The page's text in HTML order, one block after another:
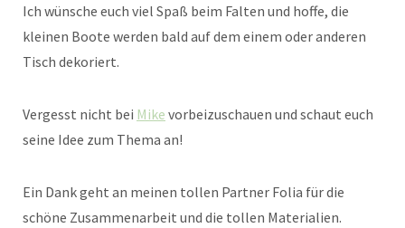
Ich wünsche euch viel Spaß beim Falten und hoffe, die
kleinen Boote werden bald auf dem einem oder anderen
Tisch dekoriert.
Vergesst nicht bei Mike vorbeizuschauen und schaut euch
seine Idee zum Thema an!
Ein Dank geht an meinen tollen Partner Folia für die
schöne Zusammenarbeit und die tollen Materialien.